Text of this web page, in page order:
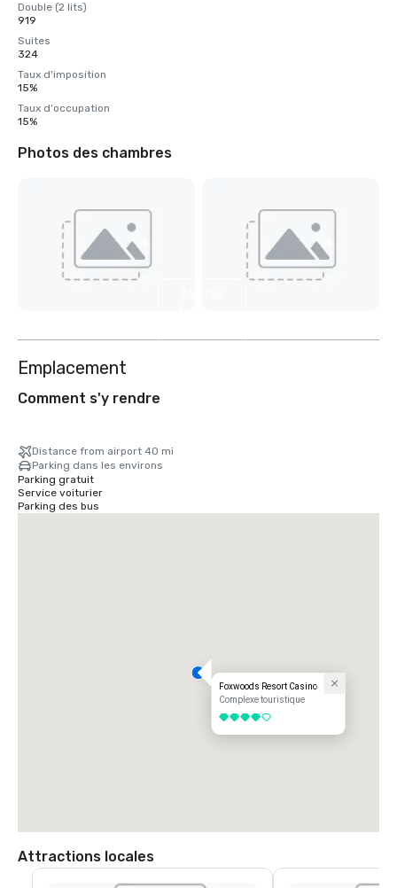
Double (2 lits)
919
Suites
324
Taux d'imposition
15%
Taux d'occupation
15%
Photos des chambres
Emplacement
Comment s'y rendre
Distance from airport 40 mi
Parking dans les environs
Parking gratuit
Service voiturier
Parking des bus
Foxwoods Resort Casino
Complexe touristique
4 sur 5
Attractions locales